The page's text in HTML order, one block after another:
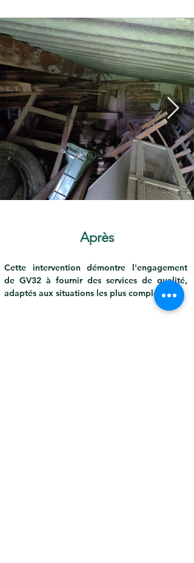
Après
Cette intervention démontre l'engagement
de GV32 à fournir des services de qualité,
adaptés aux situations les plus complexes.